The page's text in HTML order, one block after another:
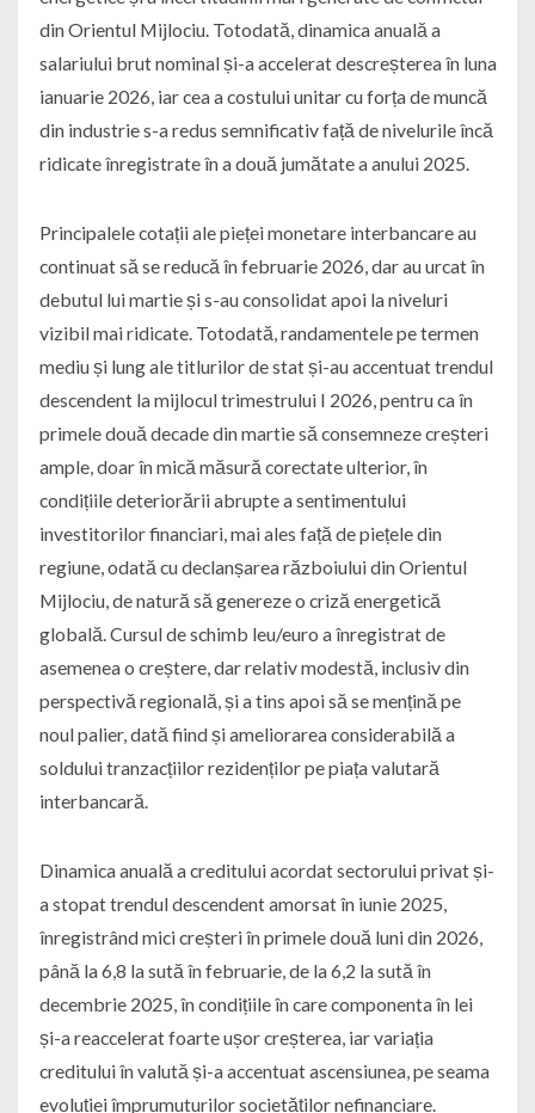
din Orientul Mijlociu. Totodată, dinamica anuală a
salariului brut nominal și-a accelerat descreșterea în luna
ianuarie 2026, iar cea a costului unitar cu forța de muncă
din industrie s-a redus semnificativ față de nivelurile încă
ridicate înregistrate în a două jumătate a anului 2025.
Principalele cotații ale pieței monetare interbancare au
continuat să se reducă în februarie 2026, dar au urcat în
debutul lui martie și s-au consolidat apoi la niveluri
vizibil mai ridicate. Totodată, randamentele pe termen
mediu și lung ale titlurilor de stat și-au accentuat trendul
descendent la mijlocul trimestrului I 2026, pentru ca în
primele două decade din martie să consemneze creșteri
ample, doar în mică măsură corectate ulterior, în
condițiile deteriorării abrupte a sentimentului
investitorilor financiari, mai ales față de piețele din
regiune, odată cu declanșarea războiului din Orientul
Mijlociu, de natură să genereze o criză energetică
globală. Cursul de schimb leu/euro a înregistrat de
asemenea o creștere, dar relativ modestă, inclusiv din
perspectivă regională, și a tins apoi să se mențină pe
noul palier, dată fiind și ameliorarea considerabilă a
soldului tranzacțiilor rezidenților pe piața valutară
interbancară.
Dinamica anuală a creditului acordat sectorului privat și-
a stopat trendul descendent amorsat în iunie 2025,
înregistrând mici creșteri în primele două luni din 2026,
până la 6,8 la sută în februarie, de la 6,2 la sută în
decembrie 2025, în condițiile în care componenta în lei
și-a reaccelerat foarte ușor creșterea, iar variația
creditului în valută și-a accentuat ascensiunea, pe seama
evoluției împrumuturilor societăților nefinanciare.